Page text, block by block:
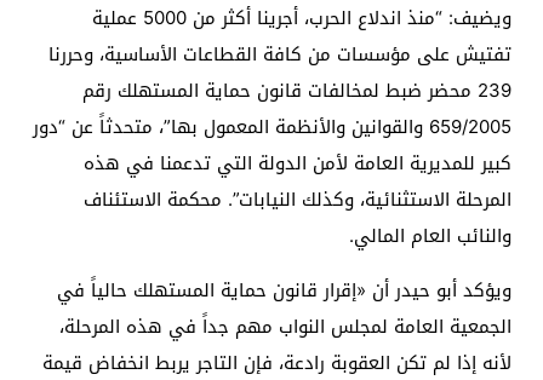
ويضيف: “منذ اندلاع الحرب، أجرينا أكثر من 5000 عملية
تفتيش على مؤسسات من كافة القطاعات الأساسية، وحررنا
239 محضر ضبط لمخالفات قانون حماية المستهلك رقم
659/2005 والقوانين والأنظمة المعمول بها”، متحدثاً عن “دور
كبير للمديرية العامة لأمن الدولة التي تدعمنا في هذه
المرحلة الاستثنائية، وكذلك النيابات”. محكمة الاستئناف
والنائب العام المالي.
ويؤكد أبو حيدر أن «إقرار قانون حماية المستهلك حالياً في
الجمعية العامة لمجلس النواب مهم جداً في هذه المرحلة،
لأنه إذا لم تكن العقوبة رادعة، فإن التاجر يربط انخفاض قيمة